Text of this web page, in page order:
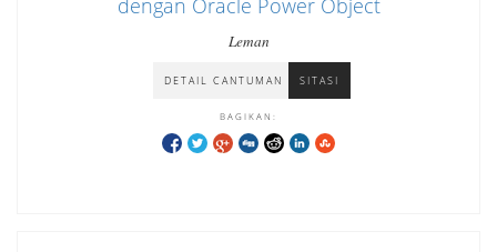
dengan Oracle Power Object
Leman
DETAIL CANTUMAN SITASI
BAGIKAN: